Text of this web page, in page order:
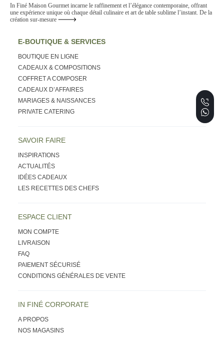
In Finé Maison Gourmet incarne le raffinement et l’élégance contemporaine, offrant
une expérience unique où chaque détail culinaire et art de table sublime l’instant. De la
création sur-mesure
E-BOUTIQUE & SERVICES
BOUTIQUE EN LIGNE
CADEAUX & COMPOSITIONS
COFFRET A COMPOSER
CADEAUX D’AFFAIRES
MARIAGES & NAISSANCES
PRIVATE CATERING
SAVOIR FAIRE
INSPIRATIONS
ACTUALITÉS
IDÉES CADEAUX
LES RECETTES DES CHEFS
ESPACE CLIENT
MON COMPTE
LIVRAISON
FAQ
PAIEMENT SÉCURISÉ
CONDITIONS GÉNÉRALES DE VENTE
IN FINÉ CORPORATE
A PROPOS
NOS MAGASINS